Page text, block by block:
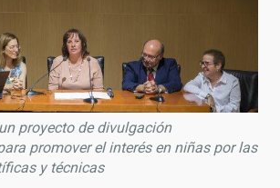
proyecto de divulgación
promover el interés en niñas por las
y técnicas